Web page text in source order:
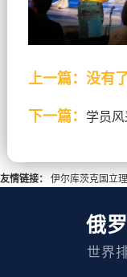
上一篇：没有了
下一篇： 学员风
友情链接： 伊尔库茨克国立
俄
世界